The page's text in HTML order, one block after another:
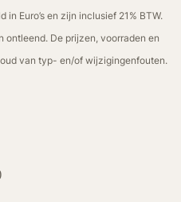
Euro’s en zijn inclusief 21% BTW.
ontleend. De prijzen, voorraden en
van typ- en/of wijzigingenfouten.